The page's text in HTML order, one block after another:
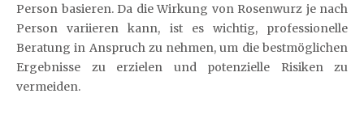
Person basieren. Da die Wirkung von Rosenwurz je nach
Person variieren kann, ist es wichtig, professionelle
Beratung in Anspruch zu nehmen, um die bestmöglichen
Ergebnisse zu erzielen und potenzielle Risiken zu
vermeiden.